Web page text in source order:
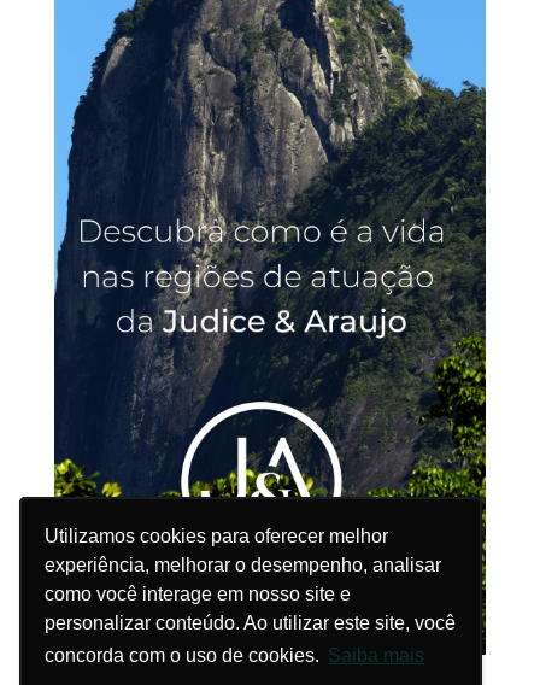
Utilizamos cookies para oferecer melhor
experiência, melhorar o desempenho, analisar
como você interage em nosso site e
personalizar conteúdo. Ao utilizar este site, você
concorda com o uso de cookies. Saiba mais
Utilizamos cookies para oferecer melhor
experiência, melhorar o desempenho, analisar
como você interage em nosso site e
personalizar conteúdo. Ao utilizar este site, você
concorda com o uso de cookies. Saiba mais